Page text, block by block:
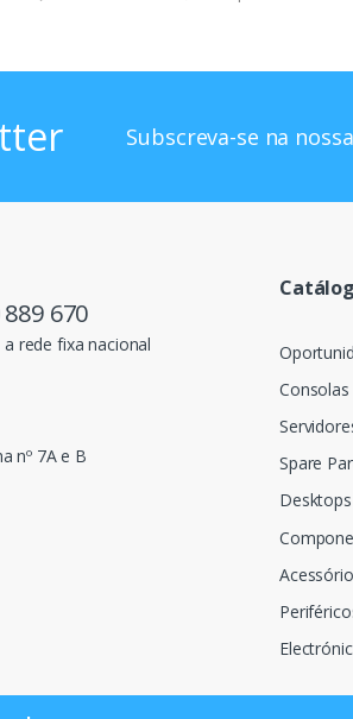
Subscreva-se na
670
rede fixa nacional
nº 7A e B
Spare